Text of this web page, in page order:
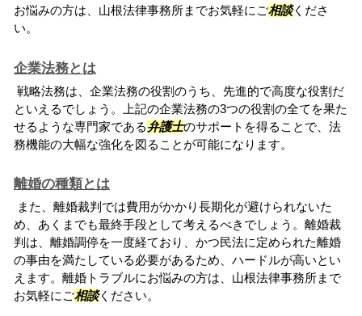
お悩みの方は、山根法律事務所までお気軽にご相談くださ
い。
企業法務とは
戦略法務は、企業法務の役割のうち、先進的で高度な役割だ
といえるでしょう。上記の企業法務の3つの役割の全てを果た
せるような専門家である弁護士のサポートを得ることで、法
務機能の大幅な強化を図ることが可能になります。
離婚の種類とは
また、離婚裁判では費用がかかり長期化が避けられないた
め、あくまでも最終手段として考えるべきでしょう。離婚裁
判は、離婚調停を一度経ており、かつ民法に定められた離婚
の事由を満たしている必要があるため、ハードルが高いとい
えます。離婚トラブルにお悩みの方は、山根法律事務所まで
お気軽にご相談ください。